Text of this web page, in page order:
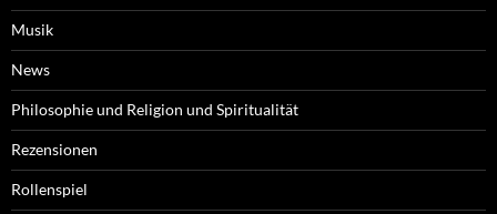
Musik
News
Philosophie und Religion und Spiritualität
Rezensionen
Rollenspiel